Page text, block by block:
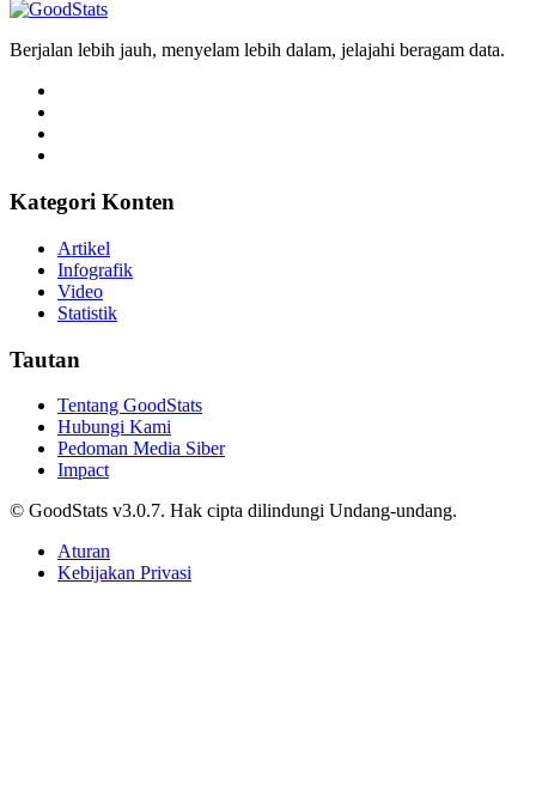
Berjalan lebih jauh, menyelam lebih dalam, jelajahi beragam data.
Kategori Konten
Artikel
Infografik
Video
Statistik
Tautan
Tentang GoodStats
Hubungi Kami
Pedoman Media Siber
Impact
© GoodStats v3.0.7. Hak cipta dilindungi Undang-undang.
Aturan
Kebijakan Privasi